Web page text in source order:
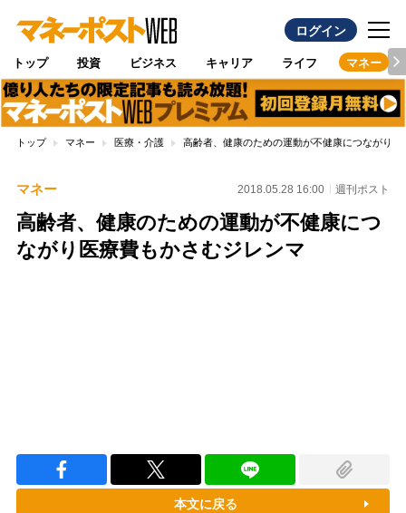
ログイン
トップ 投資 ビジネス キャリア ライフ マネー
トップ マネー 医療・介護 高齢者、健康のための運動が不健康につながり
マネー 2018.05.28 16:00 週刊ポスト
高齢者、健康のための運動が不健康につ
ながり医療費もかさむジレンマ
本文に戻る